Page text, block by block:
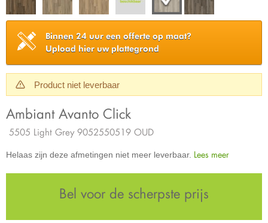
Binnen 24 uur een offerte op maat?
Upload hier uw plattegrond
Product niet leverbaar
Ambiant Avanto Click
5505 Light Grey 9052550519 OUD
Helaas zijn deze afmetingen niet meer leverbaar. Lees meer
Bel voor de scherpste prijs